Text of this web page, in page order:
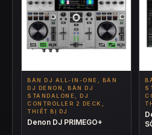
BÀN DJ ALL-IN-ONE, BÀN
DJ DENON, BÀN DJ
STANDALONE, DJ
CONTROLLER 2 DECK,
THIẾT BỊ DJ
Denon DJ PRIMEGO+